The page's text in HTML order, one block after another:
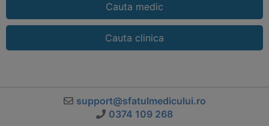
Cauta medic
Cauta clinica
support@sfatulmedicului.ro
0374 109 268